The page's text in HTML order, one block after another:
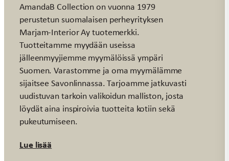
AmandaB Collection on vuonna 1979
perustetun suomalaisen perheyrityksen
Marjam-Interior Ay tuotemerkki.
Tuotteitamme myydään useissa
jälleenmyyjiemme myymälöissä ympäri
Suomen. Varastomme ja oma myymälämme
sijaitsee Savonlinnassa. Tarjoamme jatkuvasti
uudistuvan tarkoin valikoidun malliston, josta
löydät aina inspiroivia tuotteita kotiin sekä
pukeutumiseen.
Lue lisää